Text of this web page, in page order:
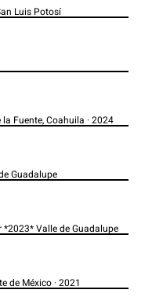
Luis Potosí
Fuente, Coahuila · 2024
Guadalupe
*2023* Valle de Guadalupe
de México · 2021